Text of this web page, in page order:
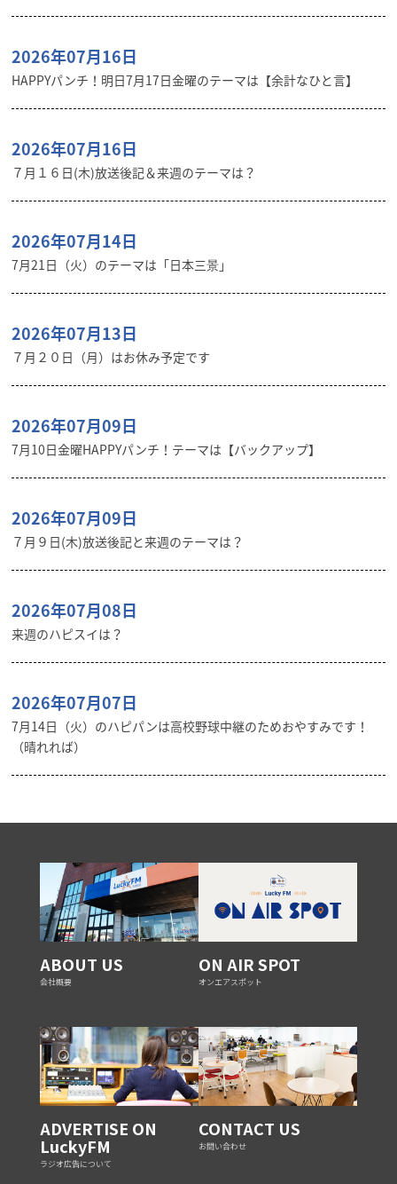
2026年07月16日
HAPPYパンチ！明日7月17日金曜のテーマは【余計なひと言】
2026年07月16日
７月１６日(木)放送後記＆来週のテーマは？
2026年07月14日
7月21日（火）のテーマは「日本三景」
2026年07月13日
７月２０日（月）はお休み予定です
2026年07月09日
7月10日金曜HAPPYパンチ！テーマは【バックアップ】
2026年07月09日
７月９日(木)放送後記と来週のテーマは？
2026年07月08日
来週のハピスイは？
2026年07月07日
7月14日（火）のハピパンは高校野球中継のためおやすみです！
（晴れれば）
ABOUT US
会社概要
ON AIR SPOT
オンエアスポット
ADVERTISE ON
LuckyFM
ラジオ広告について
CONTACT US
お問い合わせ